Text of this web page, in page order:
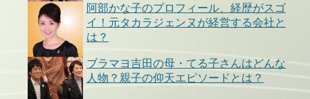
阿部かな子のプロフィール、経歴がスゴ
イ！元タカラジェンヌが経営する会社と
は？
ブラマヨ吉田の母・てる子さんはどんな
人物？親子の仰天エピソードとは？